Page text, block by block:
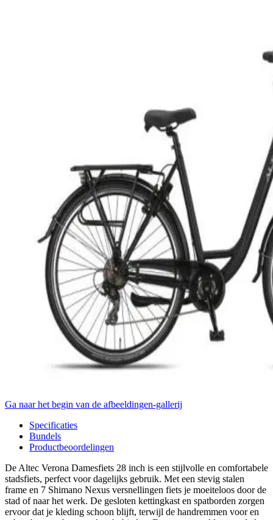
Ga naar het begin van de afbeeldingen-gallerij
Specificaties
Bundels
Productbeoordelingen
De Altec Verona Damesfiets 28 inch is een stijlvolle en comfortabele
stadsfiets, perfect voor dagelijks gebruik. Met een stevig stalen
frame en 7 Shimano Nexus versnellingen fiets je moeiteloos door de
stad of naar het werk. De gesloten kettingkast en spatborden zorgen
ervoor dat je kleding schoon blijft, terwijl de handremmen voor en